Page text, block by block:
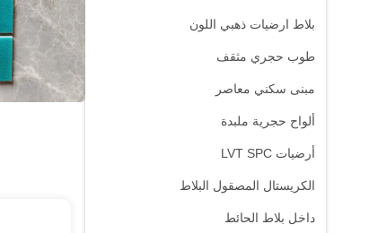
بلاط ارضيات ذهبي اللون
طوب حجري مثقف
مبنى سكني معاصر
ألواح حجرية ملبدة
أرضيات LVT SPC
الكريستال المصقول البلاط
داخل بلاط الحائط